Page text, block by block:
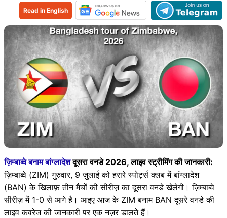
Read in English
ज़िम्बाब्वे बनाम बांग्लादेशदूसरा वनडे 2026, लाइव स्ट्रीमिंग की जानकारी:
ज़िम्बाब्वे (ZIM) गुरुवार, 9 जुलाई को हरारे स्पोर्ट्स क्लब में बांग्लादेश
(BAN) के खिलाफ़ तीन मैचों की सीरीज़ का दूसरा वनडे खेलेगी। ज़िम्बाब्वे
सीरीज़ में 1-0 से आगे है। आइए आज के ZIM बनाम BAN दूसरे वनडे की
लाइव कवरेज की जानकारी पर एक नज़र डालते हैं।